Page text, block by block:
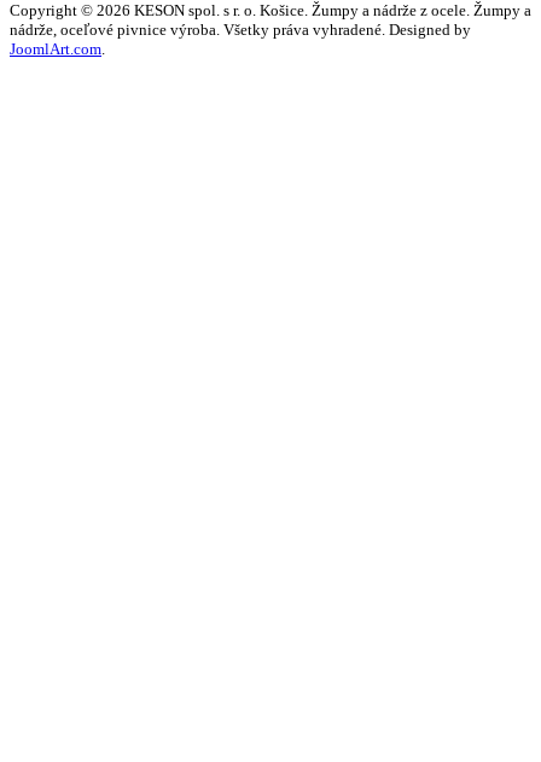
Copyright © 2026 KESON spol. s r. o. Košice. Žumpy a nádrže z ocele. Žumpy a
nádrže, oceľové pivnice výroba. Všetky práva vyhradené. Designed by
JoomlArt.com.